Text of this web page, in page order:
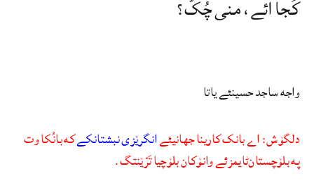
کُجا ائے، منی چُکّ؟
واجه ساجد حسینئے یاتا
دلگۆش: اے بانک کارینا جهانیئےانگرێزی نبشتانکےکه بانُکا وت
په بلۆچستان‌ٹایمزئے وانۆکان بلۆچیا تَرّێنتگ.